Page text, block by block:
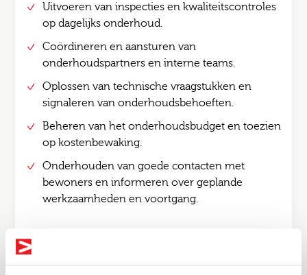
Uitvoeren van inspecties en kwaliteitscontroles
op dagelijks onderhoud.
Coördineren en aansturen van
onderhoudspartners en interne teams.
Oplossen van technische vraagstukken en
signaleren van onderhoudsbehoeften.
Beheren van het onderhoudsbudget en toezien
op kostenbewaking.
Onderhouden van goede contacten met
bewoners en informeren over geplande
werkzaamheden en voortgang.